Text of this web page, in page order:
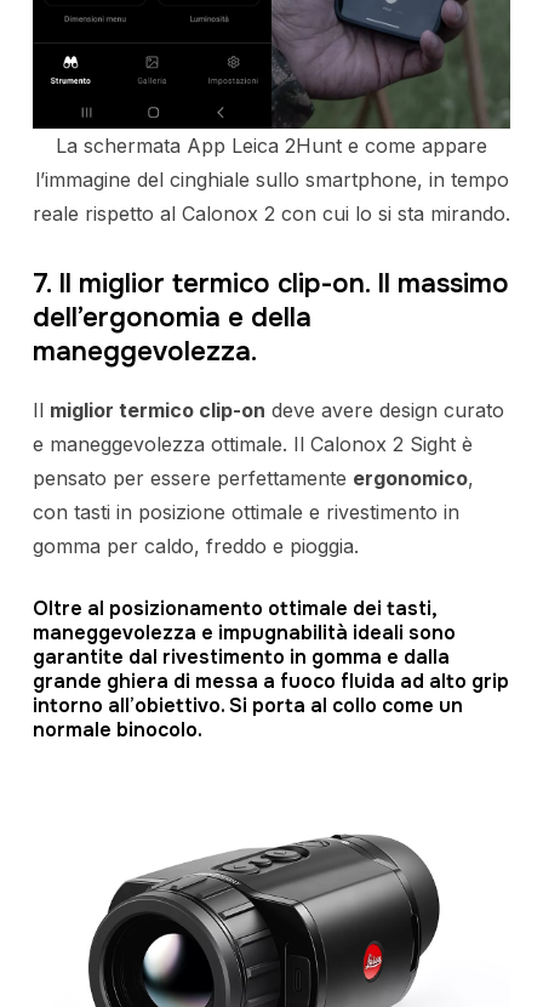
La schermata App Leica 2Hunt e come appare
l’immagine del cinghiale sullo smartphone, in tempo
reale rispetto al Calonox 2 con cui lo si sta mirando.
7. Il miglior termico clip-on. Il massimo
dell’ergonomia e della
maneggevolezza.
Il miglior termico clip-on deve avere design curato
e maneggevolezza ottimale. Il Calonox 2 Sight è
pensato per essere perfettamente ergonomico,
con tasti in posizione ottimale e rivestimento in
gomma per caldo, freddo e pioggia.
Oltre al posizionamento ottimale dei tasti,
maneggevolezza e impugnabilità ideali sono
garantite dal rivestimento in gomma e dalla
grande ghiera di messa a fuoco fluida ad alto grip
intorno all’obiettivo. Si porta al collo come un
normale binocolo.